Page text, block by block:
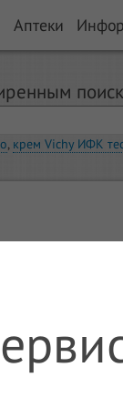
Аптеки
, крем Vichy ИФК